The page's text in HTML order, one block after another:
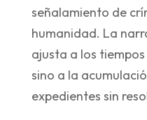
señalamiento de
humanidad. La
ajusta a los
sino a la
expedientes sin